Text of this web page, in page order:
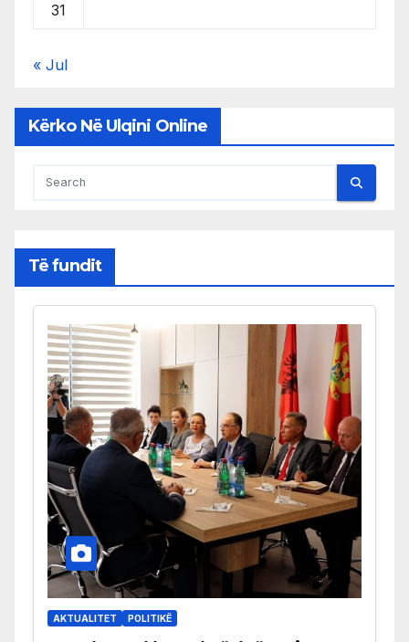
31
« Jul
Kërko Në Ulqini Online
Të fundit
AKTUALITET POLITIKË